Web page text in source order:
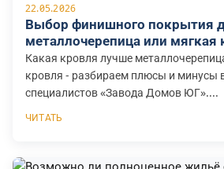
22.05.2026
Выбор финишного покрытия
металлочерепица или мягкая
Какая кровля лучше
кровля - разбираем плюсы и минусы
специалистов «Завода Домов ЮГ»....
ЧИТАТЬ